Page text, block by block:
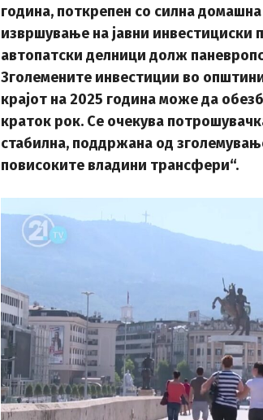
година, поткрепен со силна
извршување на јавни инвестициски
автопатски делници долж
Зголемените инвестиции во
крајот на 2025 година може да
краток рок. Се очекува
стабилна, поддржана од
повисоките владини трансфери“.